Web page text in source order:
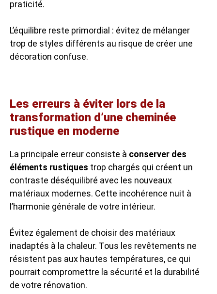
praticité.
L’équilibre reste primordial : évitez de mélanger
trop de styles différents au risque de créer une
décoration confuse.
Les erreurs à éviter lors de la
transformation d’une cheminée
rustique en moderne
La principale erreur consiste à conserver des
éléments rustiques trop chargés qui créent un
contraste déséquilibré avec les nouveaux
matériaux modernes. Cette incohérence nuit à
l’harmonie générale de votre intérieur.
Évitez également de choisir des matériaux
inadaptés à la chaleur. Tous les revêtements ne
résistent pas aux hautes températures, ce qui
pourrait compromettre la sécurité et la durabilité
de votre rénovation.